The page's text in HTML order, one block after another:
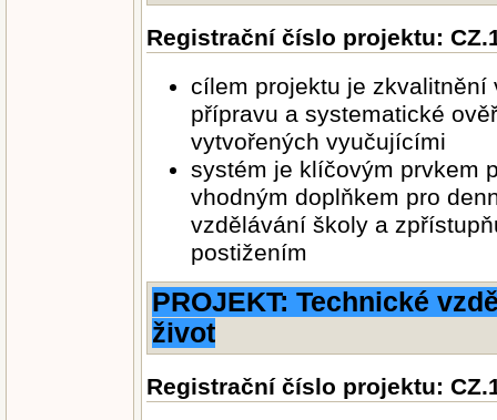
Registrační číslo projektu:
cílem projektu je
přípravu a systematické
vytvořených vyučujícími
systém je klíčovým prvkem
vhodným doplňkem pro
vzdělávání školy a
postižením
PROJEKT: Technické
život
Registrační číslo projektu: